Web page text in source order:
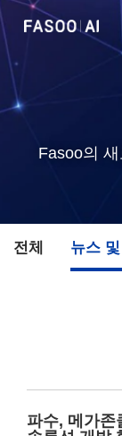
Fasoo의
전체 뉴스
파수, 메가존